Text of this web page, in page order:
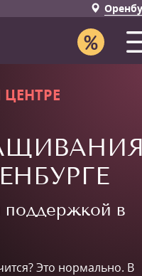
поддержкой в
Это нормально. В